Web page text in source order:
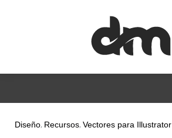
Diseño Recursos Vectores para Illustrator